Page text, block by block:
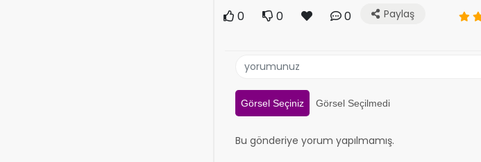
0 0 0 Paylaş
Görsel Seçiniz Görsel Seçilmedi
Bu gönderiye yorum yapılmamış.